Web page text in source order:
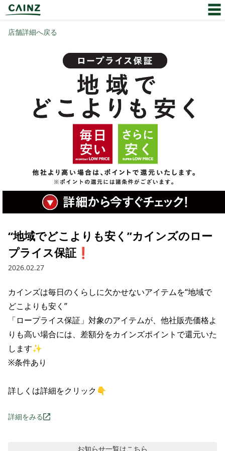
店舗詳細へ戻る
“地域でどこよりも安く”カインズのロー
プライス保証❗️
2026.02.27
‌カインズは毎日の‌くらしに‌欠かせない‌アイテムを“地域で
どこよりも安く”
「ロープライス保証」対象の‌アイテムが、‌‌他社販売価格よ
りも‌高い‌場合には、‌‌差額分を‌カインズポイントで‌還元‌いた
します✨
※条件あり
詳しくは詳細をクリック👇
詳細をみる
お知らせ一覧はこちら